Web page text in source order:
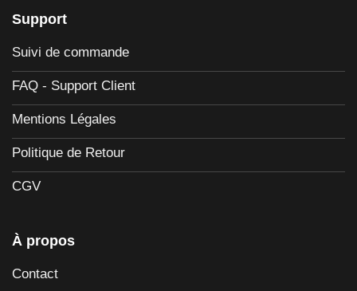
Support
Suivi de commande
FAQ - Support Client
Mentions Légales
Politique de Retour
CGV
À propos
Contact